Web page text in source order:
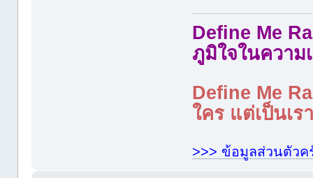
Define Me
ภูมิใจในความ
Define Me
ใคร แต่เป็นเ
>>> ข้อมูลส่วนตัวค